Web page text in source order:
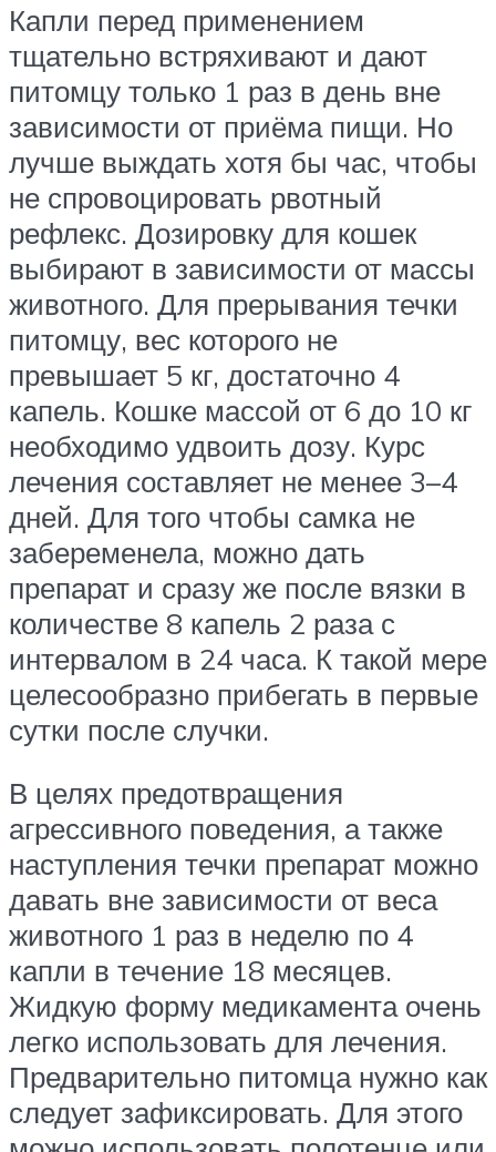
Капли перед применением
тщательно встряхивают и дают
питомцу только 1 раз в день вне
зависимости от приёма пищи. Но
лучше выждать хотя бы час, чтобы
не спровоцировать рвотный
рефлекс. Дозировку для кошек
выбирают в зависимости от массы
животного. Для прерывания течки
питомцу, вес которого не
превышает 5 кг, достаточно 4
капель. Кошке массой от 6 до 10 кг
необходимо удвоить дозу. Курс
лечения составляет не менее 3–4
дней. Для того чтобы самка не
забеременела, можно дать
препарат и сразу же после вязки в
количестве 8 капель 2 раза с
интервалом в 24 часа. К такой мере
целесообразно прибегать в первые
сутки после случки.
В целях предотвращения
агрессивного поведения, а также
наступления течки препарат можно
давать вне зависимости от веса
животного 1 раз в неделю по 4
капли в течение 18 месяцев.
Жидкую форму медикамента очень
легко использовать для лечения.
Предварительно питомца нужно как
следует зафиксировать. Для этого